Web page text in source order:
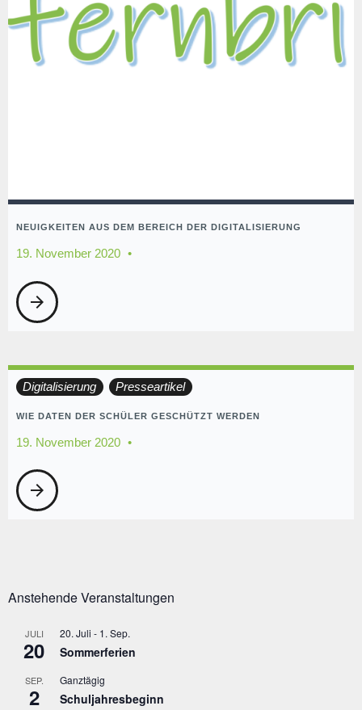
NEUIGKEITEN AUS DEM BEREICH DER DIGITALISIERUNG
19. November 2020
arrow_forward
Digitalisierung Presseartikel
WIE DATEN DER SCHÜLER GESCHÜTZT WERDEN
19. November 2020
arrow_forward
Anstehende Veranstaltungen
JULI
20
20. Juli - 1. Sep.
Sommerferien
SEP.
2
Ganztägig
Schuljahresbeginn